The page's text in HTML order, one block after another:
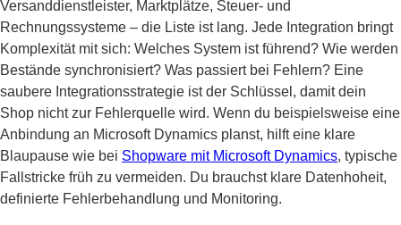
Versanddienstleister, Marktplätze, Steuer- und
Rechnungssysteme – die Liste ist lang. Jede Integration bringt
Komplexität mit sich: Welches System ist führend? Wie werden
Bestände synchronisiert? Was passiert bei Fehlern? Eine
saubere Integrationsstrategie ist der Schlüssel, damit dein
Shop nicht zur Fehlerquelle wird. Wenn du beispielsweise eine
Anbindung an Microsoft Dynamics planst, hilft eine klare
Blaupause wie bei Shopware mit Microsoft Dynamics, typische
Fallstricke früh zu vermeiden. Du brauchst klare Datenhoheit,
definierte Fehlerbehandlung und Monitoring.